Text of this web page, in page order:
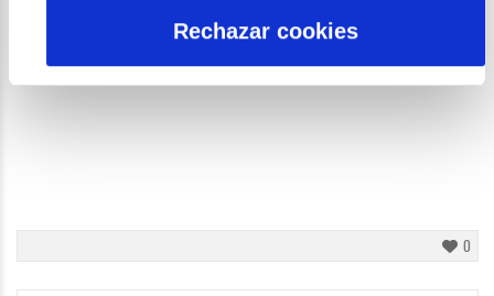
Rechazar cookies
ojos elevándose anhelantes al cielo, expirando en sueños sus
palabras: ¡Oh progreso!
0